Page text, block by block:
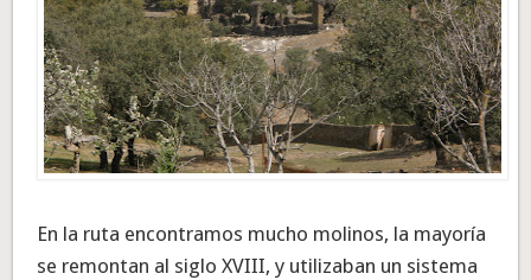
En la ruta encontramos mucho molinos, la mayoría
se remontan al siglo XVIII, y utilizaban un sistema